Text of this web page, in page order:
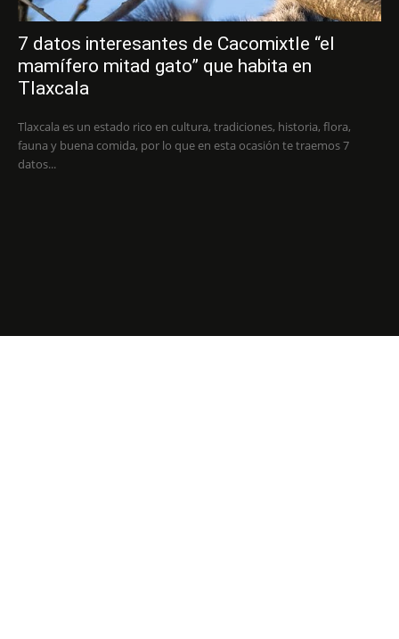
7 datos interesantes de Cacomixtle “el
mamífero mitad gato” que habita en
Tlaxcala
Tlaxcala es un estado rico en cultura, tradiciones, historia, flora,
fauna y buena comida, por lo que en esta ocasión te traemos 7
datos...